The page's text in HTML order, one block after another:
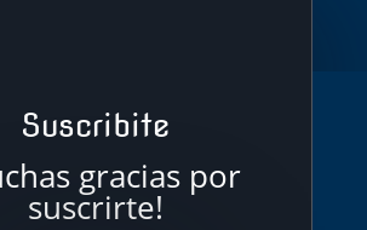
Suscribite
gracias por
suscrirte!